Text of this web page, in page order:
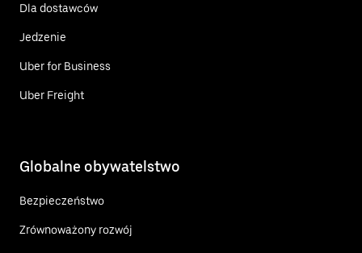
Dla dostawców
Jedzenie
Uber for Business
Uber Freight
Globalne obywatelstwo
Bezpieczeństwo
Zrównoważony rozwój